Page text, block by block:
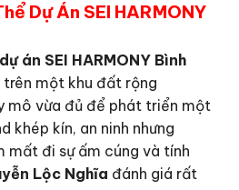
Dự Án SEI HARMONY
án SEI HARMONY Bình
một khu đất rộng
mô vừa đủ để phát triển một
khép kín, an ninh nhưng
mất đi sự ấm cúng và tính
Lộc Nghĩa đánh giá rất